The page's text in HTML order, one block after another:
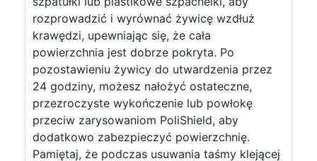
rozprowadzić i wyrównać żywicę wzdłuż
krawędzi, upewniając się, że cała
powierzchnia jest dobrze pokryta. Po
pozostawieniu żywicy do utwardzenia przez
24 godziny, możesz nałożyć ostateczne,
przezroczyste wykończenie lub powłokę
przeciw zarysowaniom PoliShield, aby
dodatkowo zabezpieczyć powierzchnię.
Pamiętaj, że podczas usuwania taśmy klejącej